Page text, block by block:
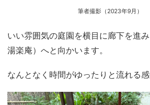
筆者撮影（2023年9月）
いい雰囲気の庭園を横目に廊下を進
湯楽庵）へと向かいます。
なんとなく時間がゆったりと流れる感